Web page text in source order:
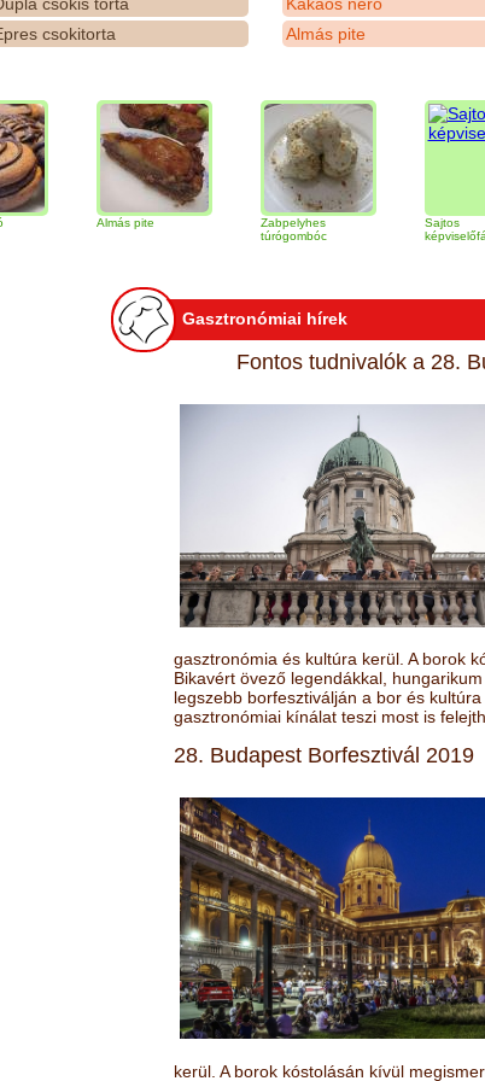
csokitorta
Almás pite
Zabpelyhes
túrógombóc
képviselőfánk
Gasztronómiai hírek
Fontos tudnivalók a 28.
gasztronómia és kultúra kerül. A borok
Bikavért övező legendákkal,
legszebb borfesztiválján a bor és
gasztronómiai kínálat teszi most is
28. Budapest Borfesztivál 2019
kerül. A borok kóstolásán kívül